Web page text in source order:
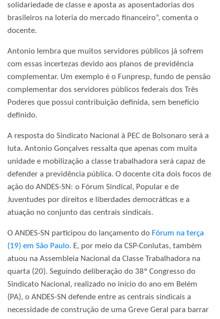
solidariedade de classe e aposta as aposentadorias dos
brasileiros na loteria do mercado financeiro”, comenta o
docente.
Antonio lembra que muitos servidores públicos já sofrem
com essas incertezas devido aos planos de previdência
complementar. Um exemplo é o Funpresp, fundo de pensão
complementar dos servidores públicos federais dos Três
Poderes que possui contribuição definida, sem benefício
definido.
A resposta do Sindicato Nacional à PEC de Bolsonaro será a
luta. Antonio Gonçalves ressalta que apenas com muita
unidade e mobilização a classe trabalhadora será capaz de
defender a previdência pública. O docente cita dois focos de
ação do ANDES-SN: o Fórum Sindical, Popular e de
Juventudes por direitos e liberdades democráticas e a
atuação no conjunto das centrais sindicais.
O ANDES-SN participou do lançamento do Fórum na terça
(19) em São Paulo. E, por meio da CSP-Conlutas, também
atuou na Assembleia Nacional da Classe Trabalhadora na
quarta (20). Seguindo deliberação do 38º Congresso do
Sindicato Nacional, realizado no início do ano em Belém
(PA), o ANDES-SN defende entre as centrais sindicais a
necessidade de construção de uma Greve Geral para barrar